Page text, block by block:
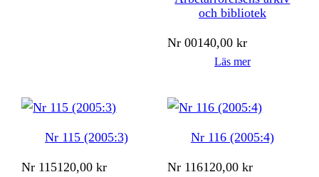
och bibliotek
Nr 00140,00kr
Läs mer
Nr 115 (2005:3)
Nr 115120,00kr
Nr 116 (2005:4)
Nr 116120,00kr